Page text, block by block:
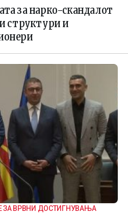
за нарко-скандалот
структури и
ВРВНИ ДОСТИГНУВАЊА